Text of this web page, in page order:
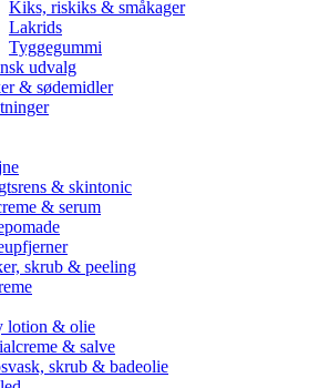
Kiks, riskiks & småkager
Lakrids
Tyggegummi
udvalg
& sødemidler
& skintonic
& serum
skrub & peeling
lotion & olie
& salve
skrub & badeolie